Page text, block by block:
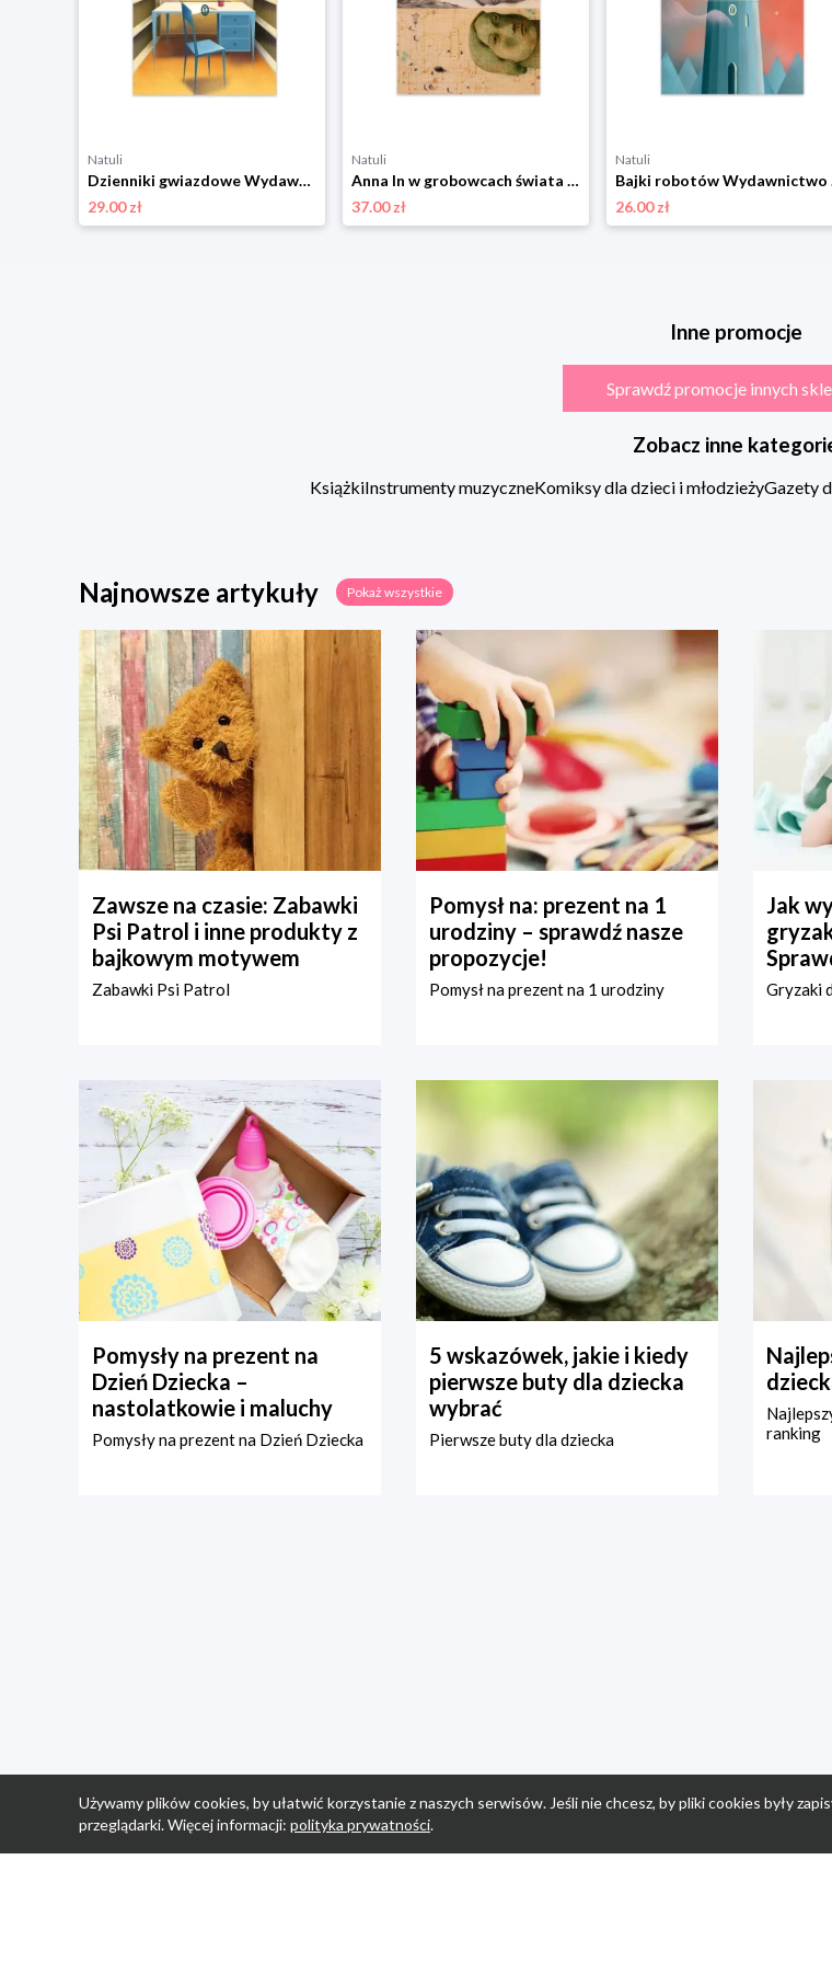
Natuli
Dzienniki gwiazdowe Wydawnictwo literackie
29.00 zł
Natuli
Anna In w grobowcach świata Wydawnictwo literackie
37.00 zł
Natuli
26.00 zł
Inne promocje
Sprawdź promocje innych
Zobacz inne
KsiążkiInstrumenty muzyczneKomiksy dla dzieci i młodzieżyGazety
Najnowsze artykuły Pokaż wszystkie
Zawsze na czasie: Zabawki
Psi Patrol i inne produkty z
bajkowym motywem
Zabawki Psi Patrol
Pomysł na: prezent na 1
urodziny – sprawdź nasze
propozycje!
Pomysł na prezent na 1 urodziny
Jak
Gryzaki
Pomysły na prezent na
Dzień Dziecka –
nastolatkowie i maluchy
Pomysły na prezent na Dzień Dziecka
5 wskazówek, jakie i kiedy
pierwsze buty dla dziecka
wybrać
Pierwsze buty dla dziecka
ranking
Używamy plików cookies, by ułatwić korzystanie z naszych serwisów. Jeśli nie chcesz, by pliki cookies były
przeglądarki. Więcej informacji: polityka prywatności.